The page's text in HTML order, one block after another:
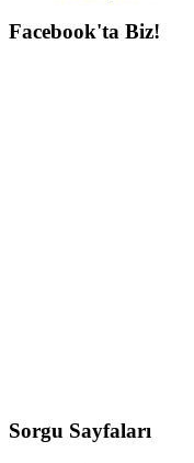
Facebook'ta Biz!
Sorgu Sayfaları